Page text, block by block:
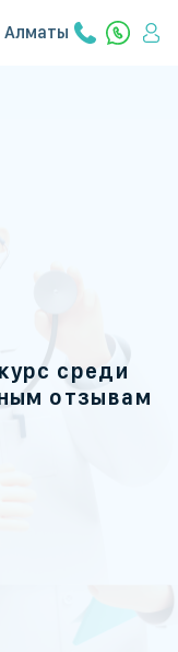
Алматы
среди
отзывам